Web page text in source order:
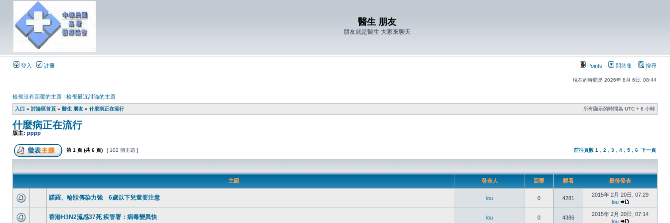
醫生 朋友
朋友就是醫生 大家來聊天
登入 註冊 Points 問答集 搜尋
現在的時間是 2026年 8月 6日, 08:44
檢視沒有回覆的主題 | 檢視最近討論的主題
入口 » 討論區首頁 » 醫生 朋友 » 什麼病正在流行 所有顯示的時間為 UTC + 8 小時
什麼病正在流行
版主: pppp
第 1 頁 (共 6 頁) [ 102 個主題 ] 前往頁數 1 ， 2 ， 3 ， 4 ， 5 ， 6 下一頁
主題 發表人 回覆 觀看 最後發表
諾羅、輪狀傳染力強 6歲以下兒童要注意 lou 0 4281
2015年 2月 20日, 07:29
lou
香港H3N2流感37死 疾管署：病毒變異快 lou 0 4386
2015年 2月 20日, 07:14
lou